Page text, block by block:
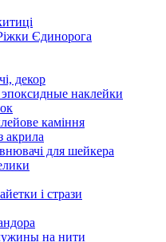
Єдинорога
декор
наклейки
каміння
акрила
для шейкера
і стрази
на нити